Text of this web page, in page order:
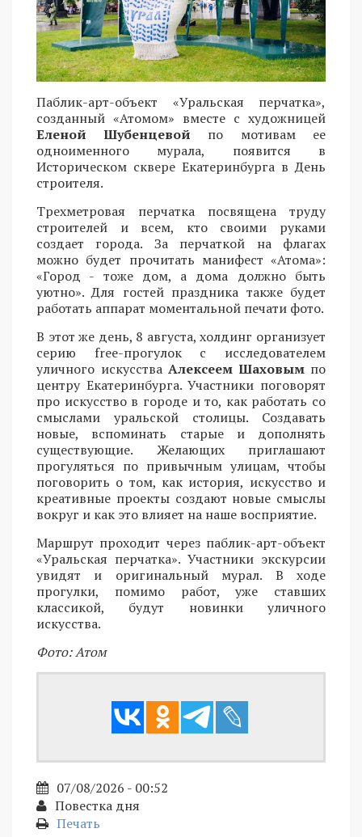
Паблик-арт-объект «Уральская перчатка»,
созданный «Атомом» вместе с художницей
Еленой Шубенцевой по мотивам ее
одноименного мурала, появится в
Историческом сквере Екатеринбурга в День
строителя.
Трехметровая перчатка посвящена труду
строителей и всем, кто своими руками
создает города. За перчаткой на флагах
можно будет прочитать манифест «Атома»:
«Город - тоже дом, а дома должно быть
уютно». Для гостей праздника также будет
работать аппарат моментальной печати фото.
В этот же день, 8 августа, холдинг организует
серию free-прогулок с исследователем
уличного искусства Алексеем Шаховым по
центру Екатеринбурга. Участники поговорят
про искусство в городе и то, как работать со
смыслами уральской столицы. Создавать
новые, вспоминать старые и дополнять
существующие. Желающих приглашают
прогуляться по привычным улицам, чтобы
поговорить о том, как история, искусство и
креативные проекты создают новые смыслы
вокруг и как это влияет на наше восприятие.
Маршрут проходит через паблик-арт-объект
«Уральская перчатка». Участники экскурсии
увидят и оригинальный мурал. В ходе
прогулки, помимо работ, уже ставших
классикой, будут новинки уличного
искусства.
Фото: Атом
07/08/2026 - 00:52
Повестка дня
Печать